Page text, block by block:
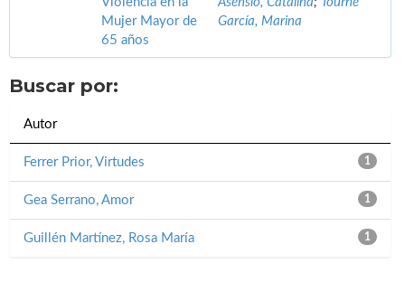
Mujer Mayor de
65 años
García, Marina
Buscar por:
Autor
1
Ferrer Prior, Virtudes
1
Gea Serrano, Amor
1
Guillén Martínez, Rosa María